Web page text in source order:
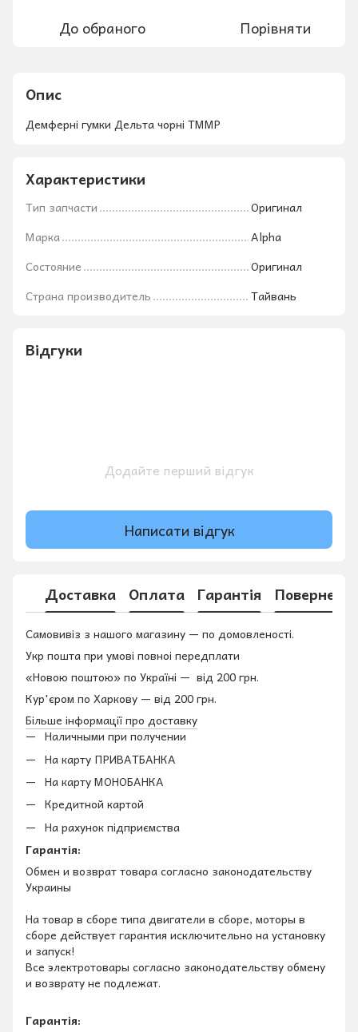
До обраного Порівняти
Опис
Демферні гумки Дельта чорні ТММР
Характеристики
Тип запчасти
Оригинал
Марка
Alpha
Состояние
Оригинал
Страна производитель
Тайвань
Відгуки
Додайте перший відгук
Написати відгук
Доставка Оплата Гарантія
Самовивіз з нашого магазину — по домовленості.
Укр пошта при умові повноі передплати
«Новою поштою» по Україні — від 200 грн.
Кур'єром по Харкову — від 200 грн.
Більше інформації про доставку
Наличными при получении
На карту ПРИВАТБАНКА
На карту МОНОБАНКА
Кредитной картой
На рахунок підприємства
Гарантія:
Обмен и возврат товара согласно законодательству
Украины
На товар в сборе типа двигатели в сборе, моторы в
сборе действует гарантия исключительно на установку
и запуск!
Все электротовары согласно законодательству обмену
и возврату не подлежат.
Гарантія: